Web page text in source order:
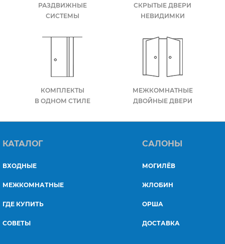
РАЗДВИЖНЫЕ
СИСТЕМЫ
СКРЫТЫЕ ДВЕРИ
НЕВИДИМКИ
КОМПЛЕКТЫ
В ОДНОМ СТИЛЕ
МЕЖКОМНАТНЫЕ
ДВОЙНЫЕ ДВЕРИ
КАТАЛОГ
ВХОДНЫЕ
МЕЖКОМНАТНЫЕ
ГДЕ КУПИТЬ
СОВЕТЫ
САЛОНЫ
МОГИЛЁВ
ЖЛОБИН
ОРША
ДОСТАВКА